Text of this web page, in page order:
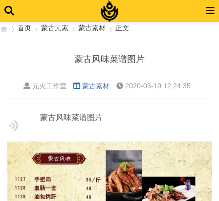
首页 蒙古元素 蒙古素材 正文
蒙古风味菜谱图片
元火工作室 蒙古素材 2020-03-10 12:24:35
蒙古风味菜谱图片